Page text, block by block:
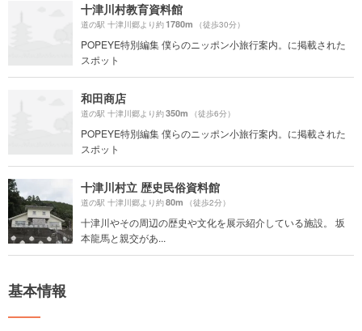
十津川村教育資料館
道の駅 十津川郷より約1780m （徒歩30分）
POPEYE特別編集 僕らのニッポン小旅行案内。に掲載された
スポット
和田商店
道の駅 十津川郷より約350m （徒歩6分）
POPEYE特別編集 僕らのニッポン小旅行案内。に掲載された
スポット
十津川村立 歴史民俗資料館
道の駅 十津川郷より約80m （徒歩2分）
十津川やその周辺の歴史や文化を展示紹介している施設。 坂
本龍馬と親交があ...
基本情報